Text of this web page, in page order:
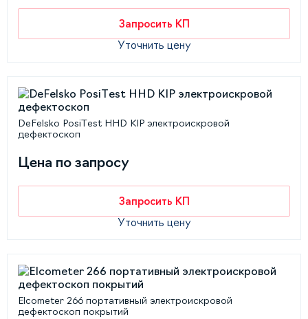
Запросить КП
Уточнить цену
DeFelsko PosiTest HHD KIP электроискровой
дефектоскоп
Цена по запросу
Запросить КП
Уточнить цену
Elcometer 266 портативный электроискровой
дефектоскоп покрытий